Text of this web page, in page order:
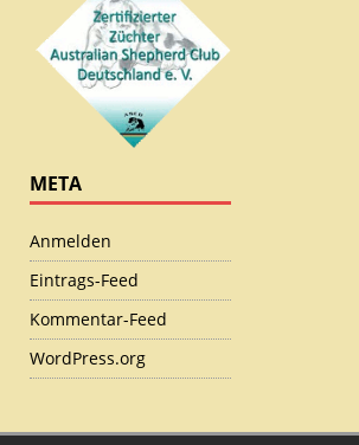
META
Anmelden
Eintrags-Feed
Kommentar-Feed
WordPress.org